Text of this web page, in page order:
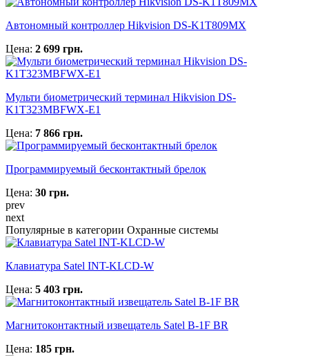
Автономный контроллер Hikvision DS-K1T809MX
Цена: 2 699 грн.
Мульти биометрический терминал Hikvision DS-
K1T323MBFWX-E1
Цена: 7 866 грн.
Программируемый бесконтактный брелок
Цена: 30 грн.
prev
next
Популярные в категории Охранные системы
Клавиатура Satel INT-KLCD-W
Цена: 5 403 грн.
Магнитоконтактный извещатель Satel B-1F BR
Цена: 185 грн.